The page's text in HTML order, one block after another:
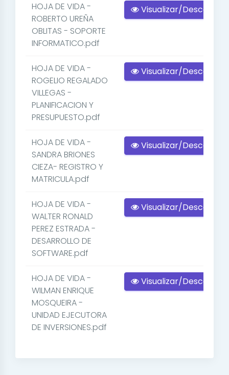
HOJA DE VIDA -
ROBERTO UREÑA
OBLITAS - SOPORTE
INFORMATICO.pdf
Visualizar/Descargar
HOJA DE VIDA -
ROGELIO REGALADO
VILLEGAS -
PLANIFICACION Y
PRESUPUESTO.pdf
Visualizar/Descargar
HOJA DE VIDA -
SANDRA BRIONES
CIEZA- REGISTRO Y
MATRICULA.pdf
Visualizar/Descargar
HOJA DE VIDA -
WALTER RONALD
PEREZ ESTRADA -
DESARROLLO DE
SOFTWARE.pdf
Visualizar/Descargar
HOJA DE VIDA -
WILMAN ENRIQUE
MOSQUEIRA -
UNIDAD EJECUTORA
DE INVERSIONES.pdf
Visualizar/Descargar